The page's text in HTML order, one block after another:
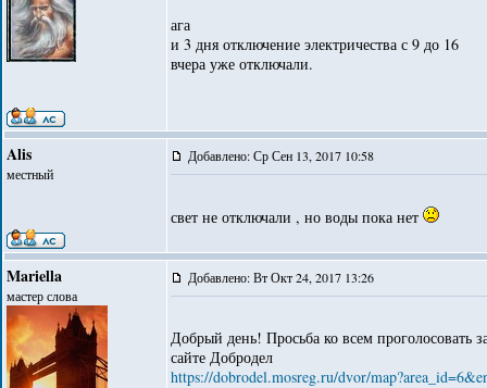
ага
и 3 дня отключение электричества с 9 до 16
вчера уже отключали.
Alis
местный
Добавлено: Ср Сен 13, 2017 10:58
свет не отключали , но воды пока нет
Mariella
мастер слова
Добавлено: Вт Окт 24, 2017 13:26
Добрый день! Просьба ко всем проголосовать
сайте Добродел
https://dobrodel.mosreg.ru/dvor/